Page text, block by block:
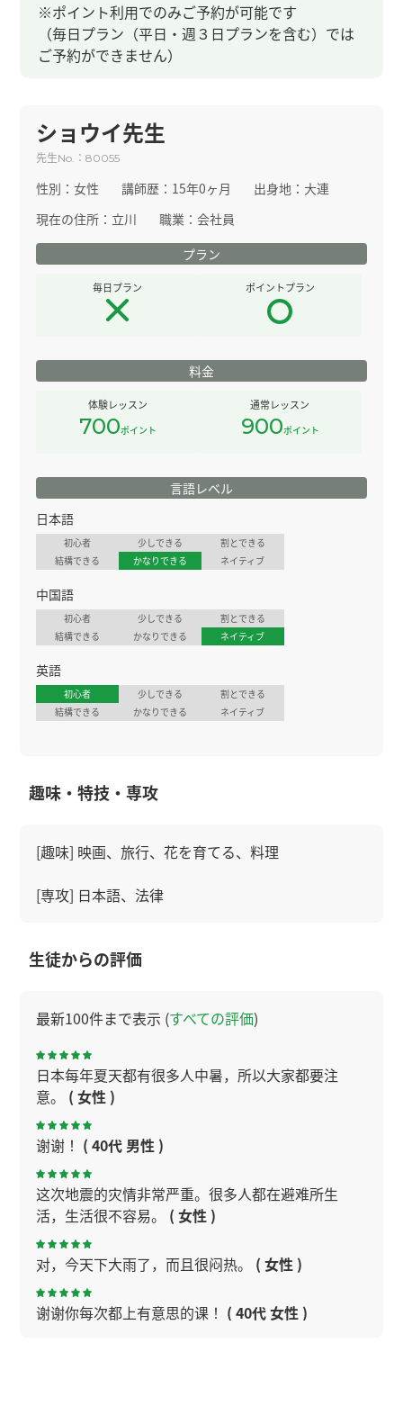
※ポイント利用でのみご予約が可能です
（毎日プラン（平日・週３日プランを含む）では
ご予約ができません）
ショウイ先生
先生No. ：80055
性別：女性 講師歴： 15年0ヶ月 出身地： 大連
現在の住所： 立川 職業：会社員
プラン
毎日プラン ポイントプラン
料金
体験レッスン
700ポイント
通常レッスン
900ポイント
言語レベル
日本語
初心者 少しできる
割とできる
結構できる
かなりできる ネイティブ
中国語
初心者 少しできる
割とできる
結構できる
かなりできる ネイティブ
英語
初心者 少しできる
割とできる
結構できる
かなりできる ネイティブ
趣味・特技・専攻
[趣味] 映画、旅行、花を育てる、料理
[専攻] 日本語、法律
生徒からの評価
最新100件まで表示 (すべての評価)
日本每年夏天都有很多人中暑，所以大家都要注
意。 ( 女性 )
谢谢！ ( 40代 男性 )
这次地震的灾情非常严重。很多人都在避难所生
活，生活很不容易。 ( 女性 )
对，今天下大雨了，而且很闷热。 ( 女性 )
谢谢你每次都上有意思的课！ ( 40代 女性 )